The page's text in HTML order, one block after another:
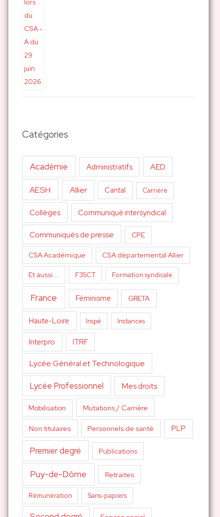
Catégories
Académie Administratifs AED
AESH Allier Cantal Carrière
Collèges Communiqué intersyndical
Communiqués de presse CPE
CSA Académique CSA départemental Allier
Et aussi... F3SCT Formation syndicale
France Féminisme GRETA
Haute-Loire Inspé Instances
Interpro ITRF
Lycée Général et Technologique
Lycée Professionnel Mes droits
Mobilisation Mutations / Carrière
Non titulaires Personnels de santé PLP
Premier degré Publications
Puy-de-Dôme Retraites
Rémunération Sans-papiers